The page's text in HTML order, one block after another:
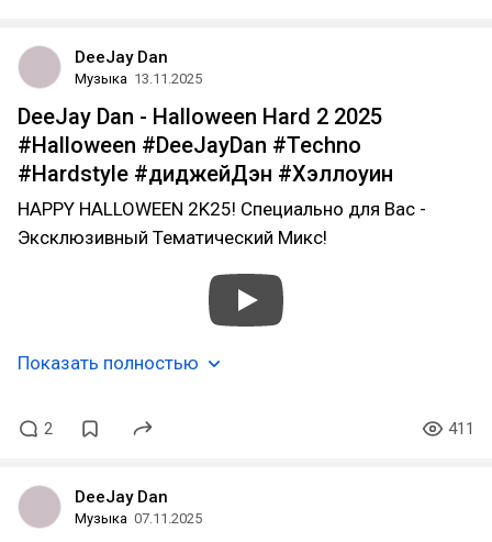
DeeJay Dan
Музыка 13.11.2025
DeeJay Dan - Halloween Hard 2 2025
#Halloween #DeeJayDan #Techno
#Hardstyle #диджейДэн #Хэллоуин
HAPPY HALLOWEEN 2K25! Специально для Вас -
Эксклюзивный Тематический Микс!
Показать полностью
2 411
DeeJay Dan
Музыка 07.11.2025